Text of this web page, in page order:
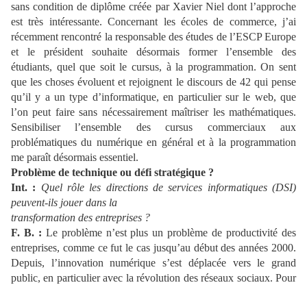
sans condition de diplôme créée par Xavier Niel dont l’approche
est très intéressante. Concernant les écoles de commerce, j’ai
récemment rencontré la responsable des études de l’ESCP Europe
et le président souhaite désormais former l’ensemble des
étudiants, quel que soit le cursus, à la programmation. On sent
que les choses évoluent et rejoignent le discours de 42 qui pense
qu’il y a un type d’informatique, en particulier sur le web, que
l’on peut faire sans nécessairement maîtriser les mathématiques.
Sensibiliser l’ensemble des cursus commerciaux aux
problématiques du numérique en général et à la programmation
me paraît désormais essentiel.
Problème de technique ou défi stratégique ?
Int. : Quel rôle les directions de services informatiques (DSI)
peuvent-ils jouer dans la
transformation des entreprises ?
F. B. : Le problème n’est plus un problème de productivité des
entreprises, comme ce fut le cas jusqu’au début des années 2000.
Depuis, l’innovation numérique s’est déplacée vers le grand
public, en particulier avec la révolution des réseaux sociaux. Pour